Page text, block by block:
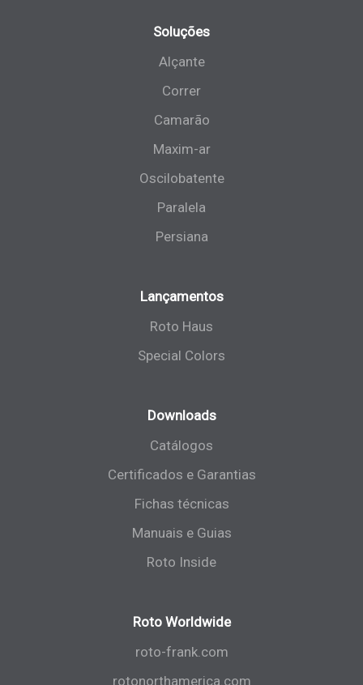
Soluções
Alçante
Correr
Camarão
Maxim-ar
Oscilobatente
Paralela
Persiana
Lançamentos
Roto Haus
Special Colors
Downloads
Catálogos
Certificados e Garantias
Fichas técnicas
Manuais e Guias
Roto Inside
Roto Worldwide
roto-frank.com
rotonorthamerica.com